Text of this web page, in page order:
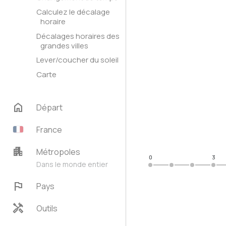
Calculez le décalage
horaire
Décalages horaires des
grandes villes
Lever/coucher du soleil
Carte
home
Départ
France
apartment Métropoles
Dans le monde entier
flag Pays
handyman Outils
0 3